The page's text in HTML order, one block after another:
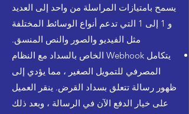
يسمح بامتيازات المراسلة من واحد إلى العديد
و 1 إلى 1 التي تدعم أنواع الوسائط المختلفة
مثل الفيديو والصور والنص المنسق.
يتكامل Webhook الخاص بالسداد مع النظام
المصرفي للتمويل الصغير ، مما يؤدي إلى
ظهور رسالة تتعلق بسداد القرض. ينقر العميل
على خيار الدفع الآن في الرسالة ، وبعد ذلك